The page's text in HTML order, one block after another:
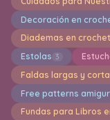
Decoración en
Diademas en crochet
Estolas 3
Faldas largas y
Free patterns
Fundas para Libros